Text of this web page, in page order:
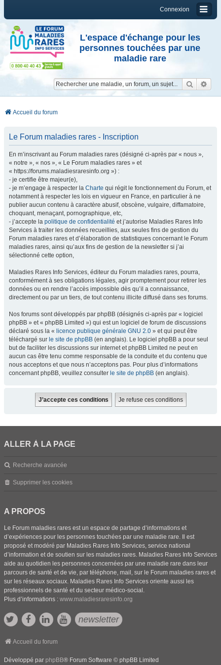
Connexion
L'espace d'échange pour les
personnes touchées par une
maladie rare
Accueil du forum
Le Forum maladies rares - Inscription
En m’inscrivant au Forum maladies rares (désigné ci-après par « nous »,
« notre », « nos », « Le Forum maladies rares » et
« https://forums.maladiesraresinfo.org ») :
- je certifie être majeur(e),
- je m’engage à respecter la Charte qui régit le fonctionnement du Forum, et
notamment à respecter les lois en vigueur en France, en particulier à ne
publier aucun contenu à caractère abusif, obscène, vulgaire, diffamatoire,
choquant, menaçant, pornographique, etc,
- j’accepte la politique de confidentialité et j’autorise Maladies Rares Info
Services à traiter les données recueillies, aux seules fins de gestion du
Forum maladies rares et d’élaboration de statistiques concernant le Forum
maladies rares, ainsi qu’aux fins de gestion de la newsletter si j’ai
sélectionné cette option,
Maladies Rares Info Services, éditeur du Forum maladies rares, pourra,
conformément à ses obligations légales, agir promptement pour retirer les
données ou en rendre l’accès impossible dès qu’il a connaissance,
directement ou par un tiers, de tout contenu illicite diffusé dans ses forums.
Nos forums sont développés par phpBB (désignés ci-après par « logiciel
phpBB » et « phpBB Limited ») qui est un logiciel de forum de discussions
déclaré sous la « licence publique générale GNU 2.0 » et qui peut être
téléchargé sur le site de phpBB (en anglais). Le logiciel phpBB a pour seul
but de faciliter les discussions sur internet et phpBB Limited ne peut en
aucun cas être tenu comme responsable de la conduite et du contenu que
nous acceptons et que nous n’acceptons pas. Pour plus d’informations
concernant phpBB, veuillez consulter le site de phpBB (en anglais).
ALLER À LA PAGE
Recherche avancée
Supprimer les cookies
A PROPOS
Le Forum maladies rares est un espace de partage d’informations et
d’expériences pour les personnes touchées par une maladie rare. Il est
proposé et modéré par Maladies Rares Info Services, service national
d’information et de soutien sur les maladies rares. Maladies Rares Info Services
aide au quotidien les personnes concernées par une maladie rare dans leur
parcours de santé et de vie, par téléphone, mail, sur le Forum maladies rares et
sur les réseaux sociaux. Maladies Rares Info Services oriente aussi les
professionnels de santé et du secteur médico-social.
Plus d’informations : www.maladiesraresinfo.org
newsletter
Accueil du forum
Développé par phpBB® Forum Software © phpBB Limited